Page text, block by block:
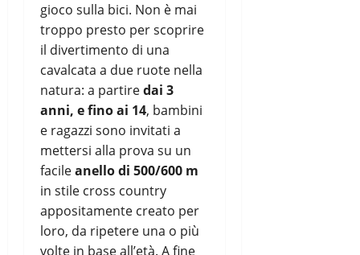
gioco sulla bici. Non è mai
troppo presto per scoprire
il divertimento di una
cavalcata a due ruote nella
natura: a partiredai 3
anni, e fino ai 14, bambini
e ragazzi sono invitati a
mettersi alla prova su un
facileanello di 500/600 m
in stile cross country
appositamente creato per
loro, da ripetere una o più
volte in base all’età. A fine